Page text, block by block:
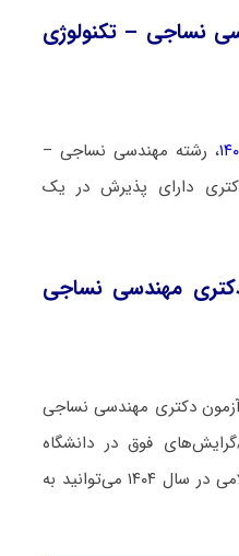
نساجی – تکنولوژی
، رشته مهندسی نساجی –
دارای پذیرش در یک
مهندسی نساجی
دکتری مهندسی نساجی
فوق در دانشگاه
سراسری و نیز دانشگاه آزاد اسلامی در سال ۱۴۰۴ می‌توانید به